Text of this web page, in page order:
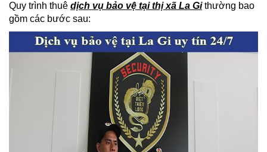
Quy trình thuê dịch vụ bảo vệ tại thị xã La Githường bao
gồm các bước sau: